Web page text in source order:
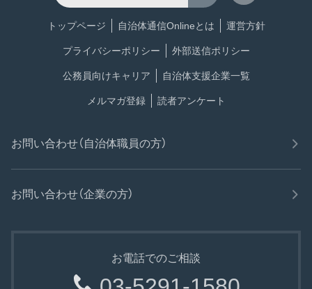
トップページ 自治体通信Onlineとは 運営方針
プライバシーポリシー 外部送信ポリシー
公務員向けキャリア 自治体支援企業一覧
メルマガ登録 読者アンケート
お問い合わせ（自治体職員の方）
お問い合わせ（企業の方）
お電話でのご相談